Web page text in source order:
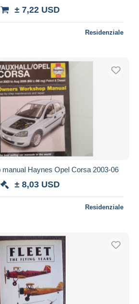
± 7,22 USD
Residenziale
Haynes Opel Corsa 2003-06
± 8,03 USD
Residenziale